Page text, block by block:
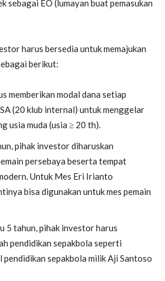
sebagai EO (lumayan buat pemasukan
harus bersedia untuk memajukan
berikut:
memberikan modal dana setiap
(20 klub internal) untuk menggelar
usia muda (usia ≥ 20 th).
pihak investor diharuskan
persebaya beserta tempat
Untuk Mes Eri Irianto
bisa digunakan untuk mes pemain
5 tahun, pihak investor harus
pendidikan sepakbola seperti
pendidikan sepakbola milik Aji Santoso